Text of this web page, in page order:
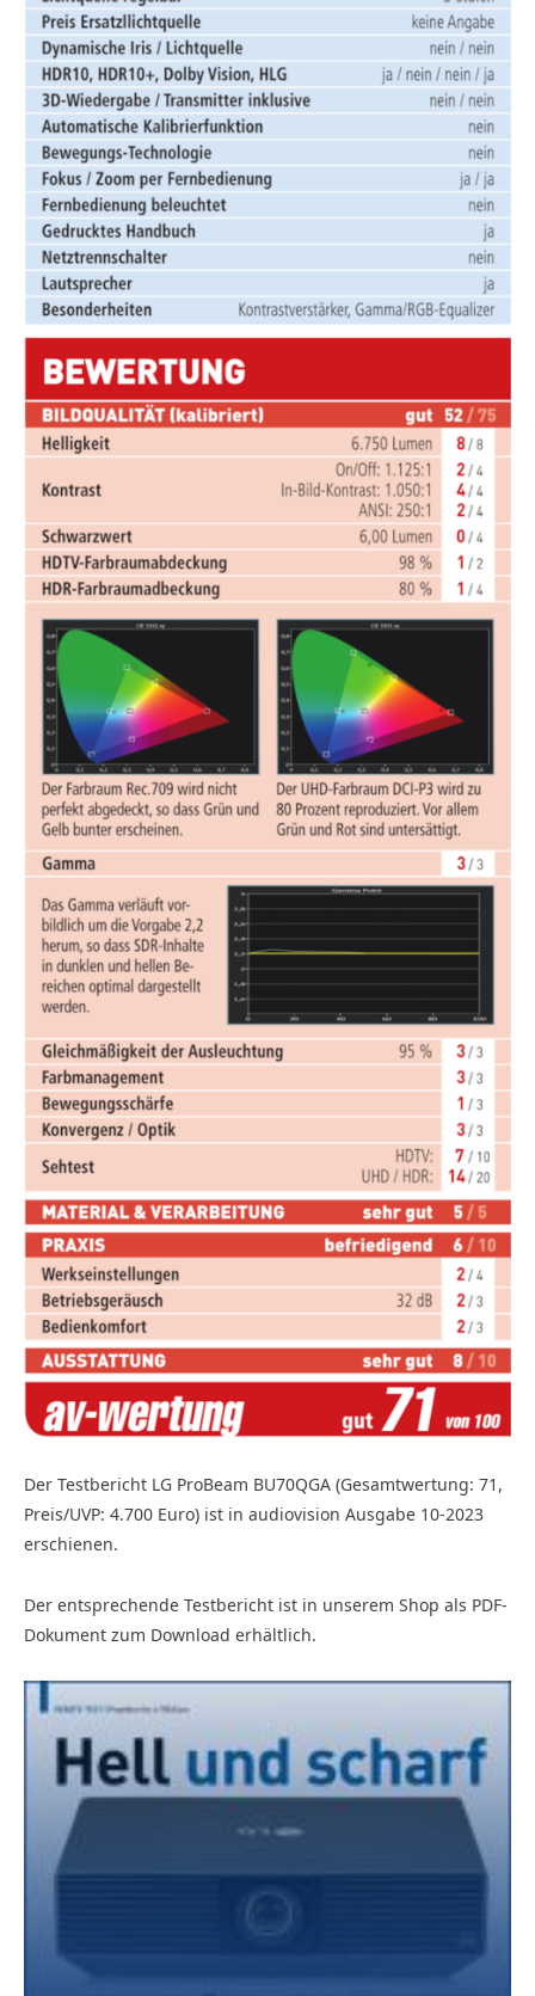
Der Testbericht LG ProBeam BU70QGA (Gesamtwertung: 71,
Preis/UVP: 4.700 Euro) ist in audiovision Ausgabe 10-2023
erschienen.
Der entsprechende Testbericht ist in unserem Shop als PDF-
Dokument zum Download erhältlich.